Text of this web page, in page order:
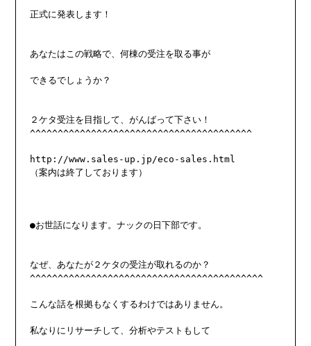
正式に発表します！
あなたはこの戦略で、何棟の受注を取る事が
できるでしょうか？
２ケタ受注を目指して、がんばって下さい！
^^^^^^^^^^^^^^^^^^^^^^^^^^^^^^^^^^^^^^^^
http://www.sales-up.jp/eco-sales.html
（案内は終了しております）
●お世話になります。ナックの日下部です。
なぜ、あなたが２ケタの受注が取れるのか？
^^^^^^^^^^^^^^^^^^^^^^^^^^^^^^^^^^^^^^^^^^
こんな話を根拠もなくするわけではありません。
私なりにリサーチして、分析やテストもして